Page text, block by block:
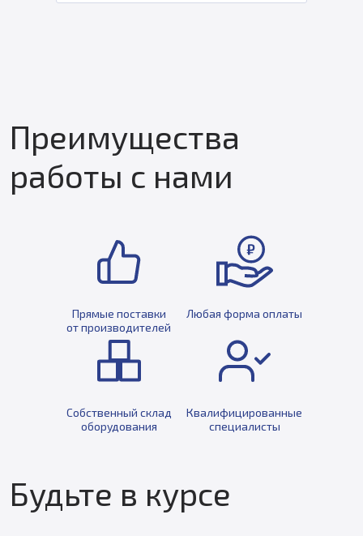
Преимущества
работы с нами
Прямые поставки
от производителей
Любая форма оплаты
Собственный склад
оборудования
Квалифицированные
специалисты
Будьте в курсе